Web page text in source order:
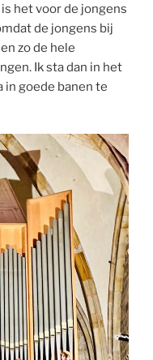
het voor de jongens
de jongens bij
zo de hele
Ik sta dan in het
goede banen te